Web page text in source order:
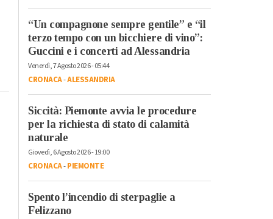
“Un compagnone sempre gentile” e “il
terzo tempo con un bicchiere di vino”:
Guccini e i concerti ad Alessandria
Venerdì, 7 Agosto 2026 - 05:44
CRONACA-ALESSANDRIA
Siccità: Piemonte avvia le procedure
per la richiesta di stato di calamità
naturale
Giovedì, 6 Agosto 2026 - 19:00
CRONACA-PIEMONTE
Spento l’incendio di sterpaglie a
Felizzano